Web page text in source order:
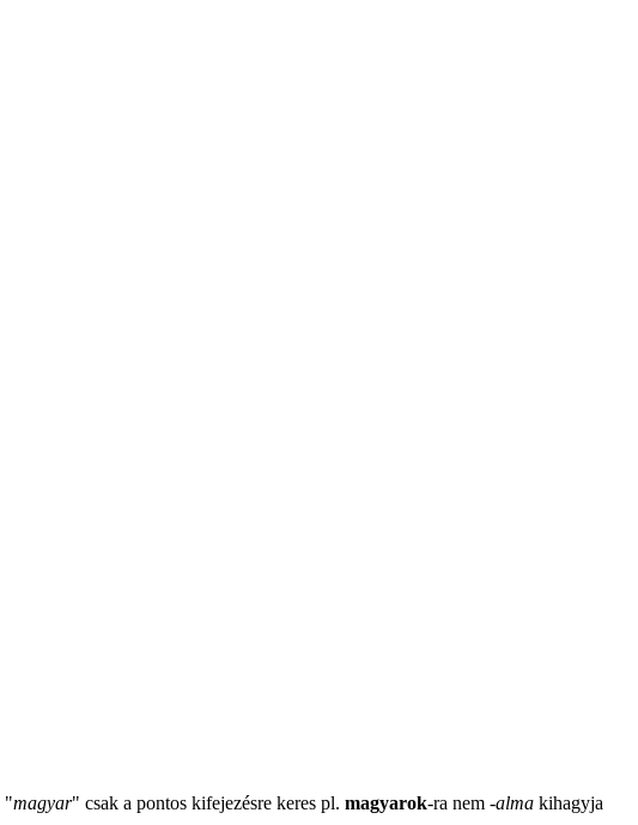
"magyar" csak a pontos kifejezésre keres pl. magyarok-ra nem -alma kihagyja